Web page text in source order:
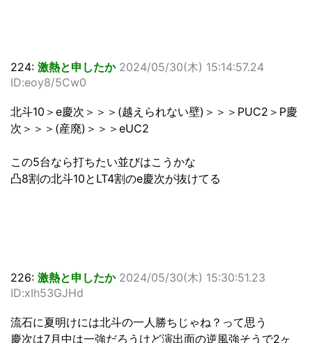
224: 激熱と申したか 2024/05/30(木) 15:14:57.24
ID:eoy8/5Cw0
北斗10＞e慶次＞＞＞(越えられない壁)＞＞＞PUC2＞P慶
次＞＞＞(産廃)＞＞＞eUC2
この5台なら打ちたい並びはこうかな
凸8割の北斗10とLT4割のe慶次が抜けてる
226: 激熱と申したか 2024/05/30(木) 15:30:51.23
ID:xIh53GJHd
流石に夏明けには北斗の一人勝ちじゃね？って思う
慶次は7月中は一強だろうけど演出面の逆風強そうで2ヶ